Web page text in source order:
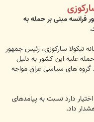
مبنی بر حمله به
نیکولا سارکوزی، رئیس جمهور
علیه این کشور به دلیل
های سیاسی عراق مواجه
دارد نسبت به پیامدهای
داد.